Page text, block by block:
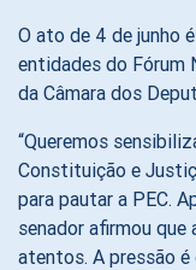
O ato de 4 de junho
entidades do Fórum
da Câmara dos
“Queremos
Constituição e
para pautar a PEC.
senador afirmou que
atentos. A pressão é